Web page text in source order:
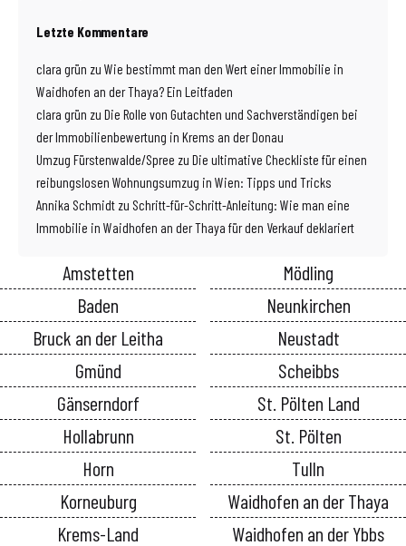
Letzte Kommentare
clara grün zu Wie bestimmt man den Wert einer Immobilie in
Waidhofen an der Thaya? Ein Leitfaden
clara grün zu Die Rolle von Gutachten und Sachverständigen bei
der Immobilienbewertung in Krems an der Donau
Umzug Fürstenwalde/Spree zu Die ultimative Checkliste für einen
reibungslosen Wohnungsumzug in Wien: Tipps und Tricks
Annika Schmidt zu Schritt-für-Schritt-Anleitung: Wie man eine
Immobilie in Waidhofen an der Thaya für den Verkauf deklariert
Amstetten
Baden
Bruck an der Leitha
Gmünd
Gänserndorf
Hollabrunn
Horn
Korneuburg
Krems-Land
Mödling
Neunkirchen
Neustadt
Scheibbs
St. Pölten Land
St. Pölten
Tulln
Waidhofen an der Thaya
Waidhofen an der Ybbs